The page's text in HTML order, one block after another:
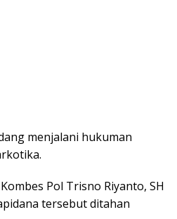
menjalani hukuman
Pol Trisno Riyanto, SH
tersebut ditahan